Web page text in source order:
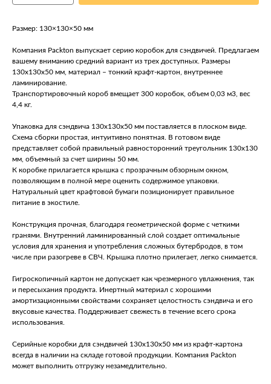
Размер: 130×130×50 мм
Компания Packton выпускает серию коробок для сэндвичей. Предлагаем
вашему вниманию средний вариант из трех доступных. Размеры
130х130х50 мм, материал – тонкий крафт-картон, внутреннее
ламинирование.
Транспортировочный короб вмещает 300 коробок, объем 0,03 м3, вес
4,4 кг.
Упаковка для сэндвича 130х130х50 мм поставляется в плоском виде.
Схема сборки простая, интуитивно понятная. В готовом виде
представляет собой правильный равносторонний треугольник 130х130
мм, объемный за счет ширины 50 мм.
К коробке прилагается крышка с прозрачным обзорным окном,
позволяющим в полной мере оценить содержимое упаковки.
Натуральный цвет крафтовой бумаги позиционирует правильное
питание в экостиле.
Конструкция прочная, благодаря геометрической форме с четкими
гранями. Внутренний ламинированный слой создает оптимальные
условия для хранения и употребления сложных бутербродов, в том
числе при разогреве в СВЧ. Крышка плотно прилегает, легко снимается.
Гигроскопичный картон не допускает как чрезмерного увлажнения, так
и пересыхания продукта. Инертный материал с хорошими
амортизационными свойствами сохраняет целостность сэндвича и его
вкусовые качества. Поддерживает свежесть в течение всего срока
использования.
Серийные коробки для сэндвичей 130х130х50 мм из крафт-картона
всегда в наличии на складе готовой продукции. Компания Packton
может выполнить отгрузку незамедлительно.